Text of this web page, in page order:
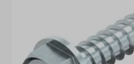
Pedidos de cotação